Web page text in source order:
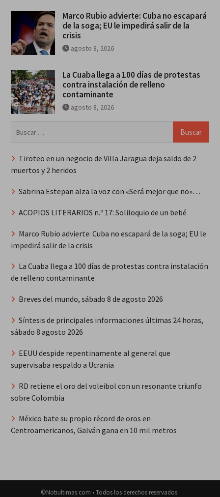
Marco Rubio advierte: Cuba no escapará
de la soga; EU le impedirá salir de la
crisis
agosto 8, 2026
La Cuaba llega a 100 días de protestas
contra instalación de relleno
contaminante
agosto 8, 2026
Tiroteo en un negocio de Villa Jaragua deja saldo de 2
muertos y 2 heridos
Sabrina Estepan alza la voz con «Será mejor que no»…
ACOPIOS LITERARIOS n.º 17: Soliloquio de un bebé
Marco Rubio advierte: Cuba no escapará de la soga; EU le
impedirá salir de la crisis
La Cuaba llega a 100 días de protestas contra instalación
de relleno contaminante
Breves del mundo, sábado 8 de agosto 2026
Síntesis de principales informaciones últimas 24 horas,
sábado 8 agosto 2026
EEUU despide repentinamente al general que
supervisaba respaldo a Ucrania
RD retiene el oro del voleibol con un resonante triunfo
sobre Colombia
México bate su propio récord de oros en
Centroamericanos, Galván gana en 10 mil metros
©Notiultimas.com • Todos los derechos reservados.